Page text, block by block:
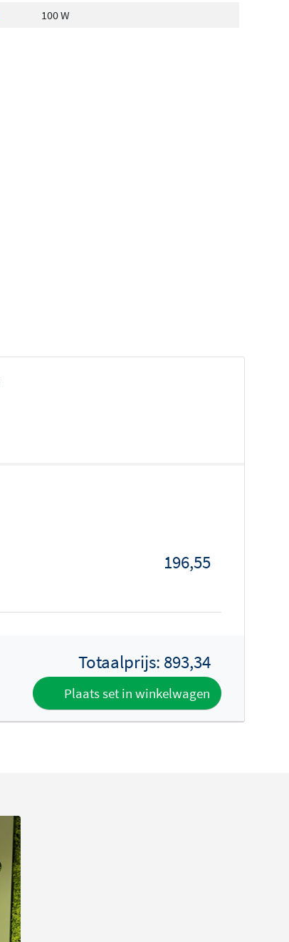
100 W
196,55
Totaalprijs: 893,34
Plaats set in winkelwagen